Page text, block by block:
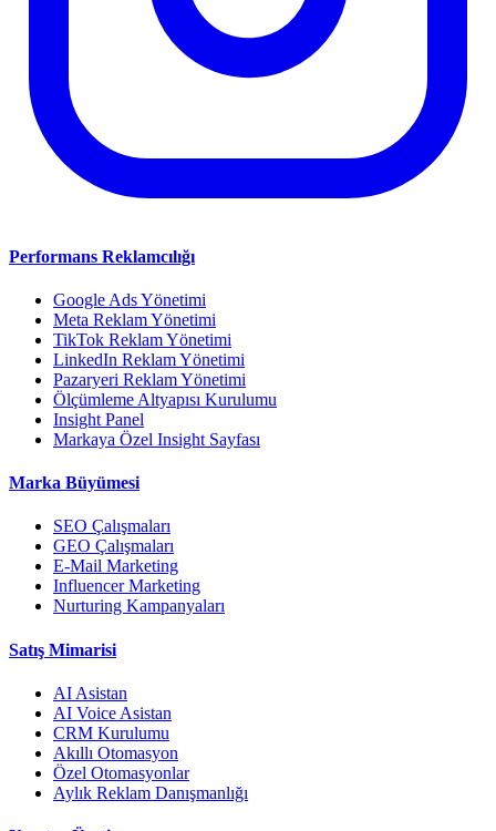
Performans Reklamcılığı
Google Ads Yönetimi
Meta Reklam Yönetimi
TikTok Reklam Yönetimi
LinkedIn Reklam Yönetimi
Pazaryeri Reklam Yönetimi
Ölçümleme Altyapısı Kurulumu
Insight Panel
Markaya Özel Insight Sayfası
Marka Büyümesi
SEO Çalışmaları
GEO Çalışmaları
E-Mail Marketing
Influencer Marketing
Nurturing Kampanyaları
Satış Mimarisi
AI Asistan
AI Voice Asistan
CRM Kurulumu
Akıllı Otomasyon
Özel Otomasyonlar
Aylık Reklam Danışmanlığı